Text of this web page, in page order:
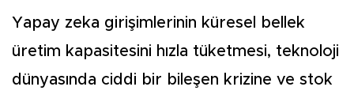
Yapay zeka girişimlerinin küresel bellek
üretim kapasitesini hızla tüketmesi, teknoloji
dünyasında ciddi bir bileşen krizine ve stok